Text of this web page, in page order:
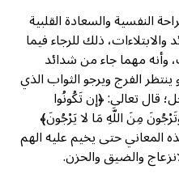
النفسية والسعادة القلبية
ذلك للرجاء فيما
وأنه مهما جاء من شدائد
الفرج ويرجو الثواب الذي
قال تعالى: ﴿إن تَكُونُوا
مِنَ اللَّهِ مَا لا يَرْجُونَ﴾
المعاني حتى يخيم عليه الهم
والضيق والحزن.